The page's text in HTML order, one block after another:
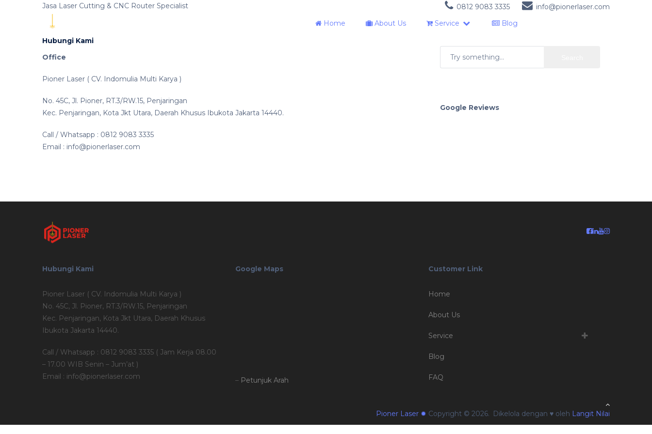
Jasa Laser Cutting & CNC Router Specialist 0812 9083 3335
info@pionerlaser.com
Home About Us Service
Blog
Hubungi Kami
Office
Pioner Laser ( CV. Indomulia Multi Karya )
No. 45C, Jl. Pioner, RT.3/RW.15, Penjaringan
Kec. Penjaringan, Kota Jkt Utara, Daerah Khusus Ibukota Jakarta 14440.
Call / Whatsapp : 0812 9083 3335
Email : info@pionerlaser.com
Google Reviews
Hubungi Kami
Pioner Laser ( CV. Indomulia Multi Karya )
No. 45C, Jl. Pioner, RT.3/RW.15, Penjaringan
Kec. Penjaringan, Kota Jkt Utara, Daerah Khusus
Ibukota Jakarta 14440.
Call / Whatsapp : 0812 9083 3335 ( Jam Kerja 08.00
– 17.00 WIB Senin – Jum’at )
Email : info@pionerlaser.com
Google Maps
– Petunjuk Arah
Customer Link
Home
About Us
Service
Blog
FAQ
Pioner Laser ✹ Copyright © 2026. Dikelola dengan ♥ oleh Langit Nilai